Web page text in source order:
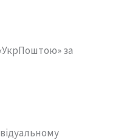
за